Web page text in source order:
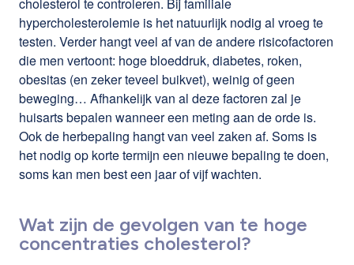
cholesterol te controleren. Bij familiale
hypercholesterolemie is het natuurlijk nodig al vroeg te
testen. Verder hangt veel af van de andere risicofactoren
die men vertoont: hoge bloeddruk, diabetes, roken,
obesitas (en zeker teveel buikvet), weinig of geen
beweging… Afhankelijk van al deze factoren zal je
huisarts bepalen wanneer een meting aan de orde is.
Ook de herbepaling hangt van veel zaken af. Soms is
het nodig op korte termijn een nieuwe bepaling te doen,
soms kan men best een jaar of vijf wachten.
Wat zijn de gevolgen van te hoge
concentraties cholesterol?